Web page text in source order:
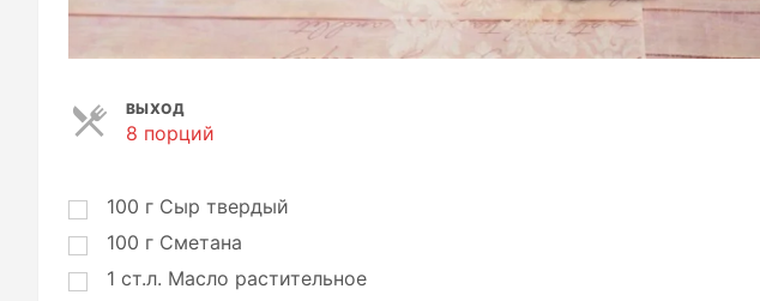
ВЫХОД
8 порций
ц
и
100 г Сыр твердый
100 г Сметана
1 ст.л. Масло растительное